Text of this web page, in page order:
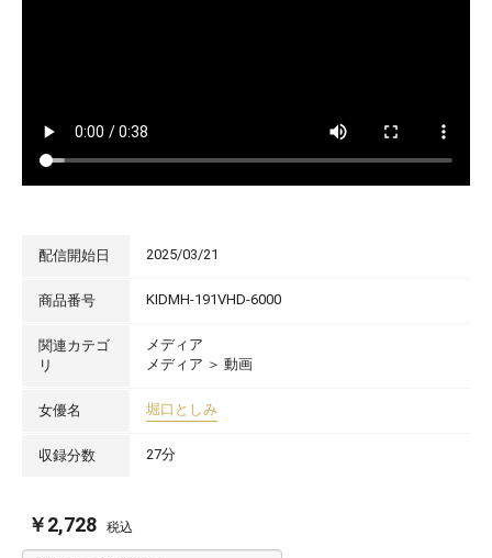
配信開始日 2025/03/21
商品番号 KIDMH-191VHD-6000
関連カテゴ
リ
メディア
メディア ＞ 動画
女優名 堀口としみ
収録分数 27分
￥2,728 税込